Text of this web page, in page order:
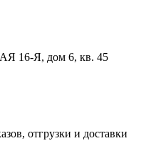
16-Я, дом 6, кв. 45
отгрузки и доставки